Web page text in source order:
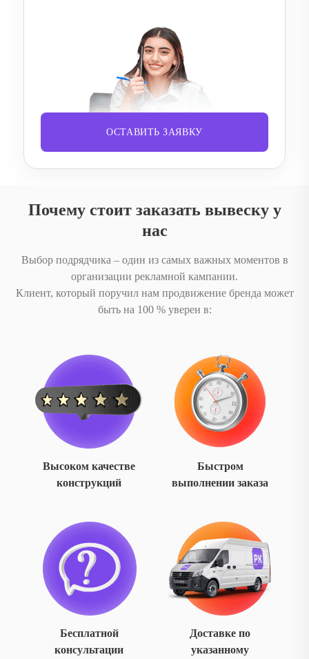
ОСТАВИТЬ ЗАЯВКУ
Почему стоит заказать вывеску у
нас
Выбор подрядчика – один из самых важных моментов в
организации рекламной кампании.
Клиент, который поручил нам продвижение бренда может
быть на 100 % уверен в:
Высоком качестве
конструкций
Быстром
выполнении заказа
Бесплатной
консультации
Доставке по
указанному